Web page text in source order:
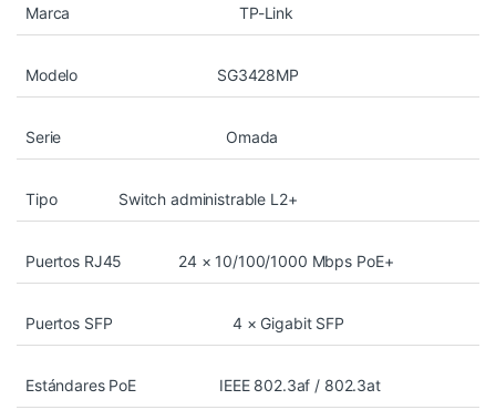
Marca TP-Link
Modelo SG3428MP
Serie Omada
Tipo Switch administrable L2+
Puertos RJ45 24 × 10/100/1000 Mbps PoE+
Puertos SFP 4 × Gigabit SFP
Estándares PoE IEEE 802.3af / 802.3at